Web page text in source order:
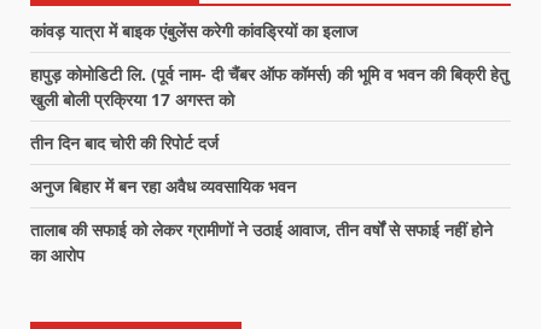
कांवड़ यात्रा में बाइक एंबुलेंस करेगी कांवड्रियों का इलाज
हापुड़ कोमोडिटी लि. (पूर्व नाम- दी चैंबर ऑफ कॉमर्स) की भूमि व भवन की बिक्री हेतु
खुली बोली प्रक्रिया 17 अगस्त को
तीन दिन बाद चोरी की रिपोर्ट दर्ज
अनुज बिहार में बन रहा अवैध व्यवसायिक भवन
तालाब की सफाई को लेकर ग्रामीणों ने उठाई आवाज, तीन वर्षों से सफाई नहीं होने
का आरोप